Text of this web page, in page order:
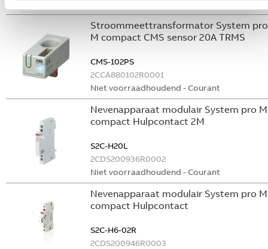
Niet voorraadhoudend - Courant
Stroommeettransformator System pro
M compact CMS sensor 20A TRMS
CMS-102PS
2CCA880102R0001
Niet voorraadhoudend - Courant
Nevenapparaat modulair System pro M
compact Hulpcontact 2M
S2C-H20L
2CDS200936R0002
Niet voorraadhoudend - Courant
Nevenapparaat modulair System pro M
compact Hulpcontact
S2C-H6-02R
2CDS200946R0003